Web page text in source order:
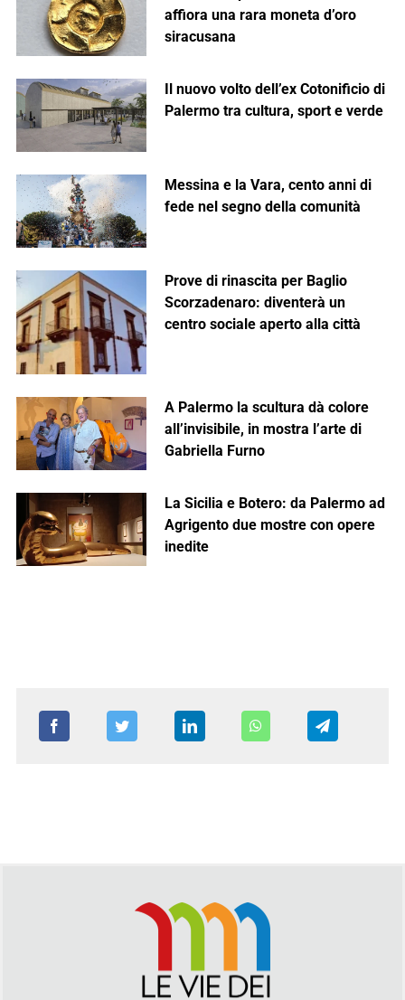
affiora una rara moneta d’oro
siracusana
Il nuovo volto dell’ex Cotonificio di
Palermo tra cultura, sport e verde
Messina e la Vara, cento anni di
fede nel segno della comunità
Prove di rinascita per Baglio
Scorzadenaro: diventerà un
centro sociale aperto alla città
A Palermo la scultura dà colore
all’invisibile, in mostra l’arte di
Gabriella Furno
La Sicilia e Botero: da Palermo ad
Agrigento due mostre con opere
inedite